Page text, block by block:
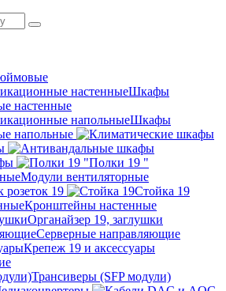
Шкафы
настенные
Шкафы
напольные
Полки 19 "
Модули вентиляторные
розеток 19
Стойка 19
Кронштейны настенные
Органайзер 19, заглушки
Серверные направляющие
Крепеж 19 и аксессуары
Трансиверы (SFP модули)